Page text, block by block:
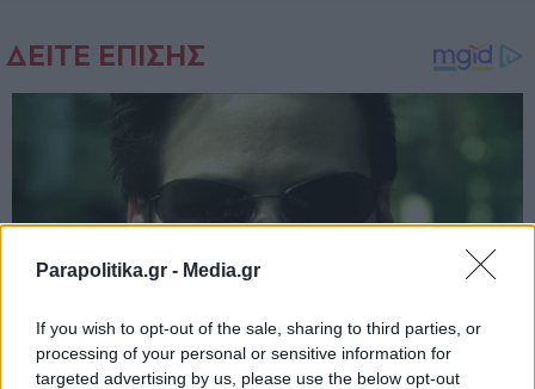
Parapolitika.gr - Media.gr
If you wish to opt-out of the sale, sharing to third parties, or
processing of your personal or sensitive information for
targeted advertising by us, please use the below opt-out